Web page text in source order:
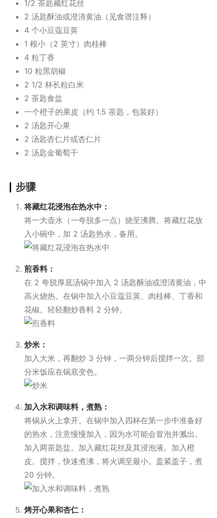
1/2 茶匙藏红花丝
2 汤匙酥油或澄清黄油（见食谱注释）
4 个小豆蔻豆荚
1 根小（2 英寸）肉桂棒
4 粒丁香
10 粒黑胡椒
2 1/2 杯长粒白米
2 茶匙食盐
一个橙子的果皮（约 1.5 茶匙，包装好）
2 汤匙开心果
2 汤匙杏仁片或杏仁片
2 汤匙金葡萄干
步骤
将藏红花浸泡在热水中：
将一大壶水（一夸脱多一点）烧至沸腾。将藏红花放
入小碗中，加 2 汤匙热水，备用。
煎香料：
在 2 夸脱厚底汤锅中加入 2 汤匙酥油或澄清黄油，中
高火烧热。在锅中加入小豆蔻豆荚、肉桂棒、丁香和
花椒。轻轻翻炒香料 2 分钟。
炒米：
加入大米，再翻炒 3 分钟，一两分钟后搅拌一次。部
分米饭应在锅底变色。
加入水和调味料，煮熟：
将锅从火上拿开。在锅中加入四杯在第一步中准备好
的热水，注意慢慢加入，因为水可能会冒泡并溅出。
加入两茶匙盐。加入藏红花丝及其浸泡液。加入橙
皮。搅拌，快速煮沸，将火调至最小。盖紧盖子，煮
20 分钟。
烤开心果和杏仁：